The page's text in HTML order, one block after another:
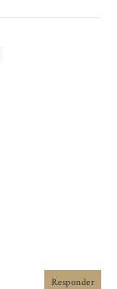
Responder